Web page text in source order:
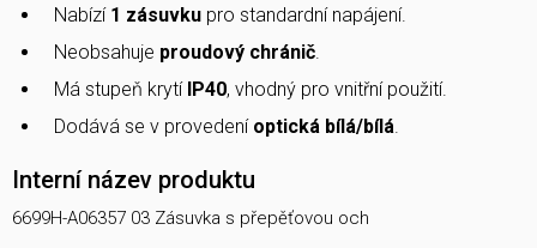
Nabízí 1 zásuvku pro standardní napájení.
Neobsahuje proudový chránič.
Má stupeň krytí IP40, vhodný pro vnitřní použití.
Dodává se v provedení optická bílá/bílá.
Interní název produktu
6699H-A06357 03 Zásuvka s přepěťovou och